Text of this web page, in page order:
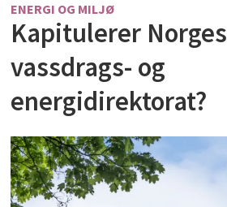
ENERGI OG MILJØ
Kapitulerer Norges
vassdrags- og
energidirektorat?